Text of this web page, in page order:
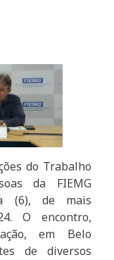
do Trabalho
da FIEMG
(6), de mais
O encontro,
em Belo
de diversos